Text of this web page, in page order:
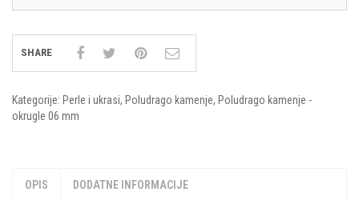
SHARE
Kategorije: Perle i ukrasi, Poludrago kamenje, Poludrago kamenje -
okrugle 06 mm
OPIS DODATNE INFORMACIJE